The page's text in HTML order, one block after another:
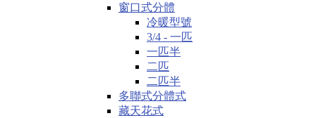
窗口式分體
冷暖型號
3/4 - 一匹
一匹半
二匹
二匹半
多聯式分體式
藏天花式